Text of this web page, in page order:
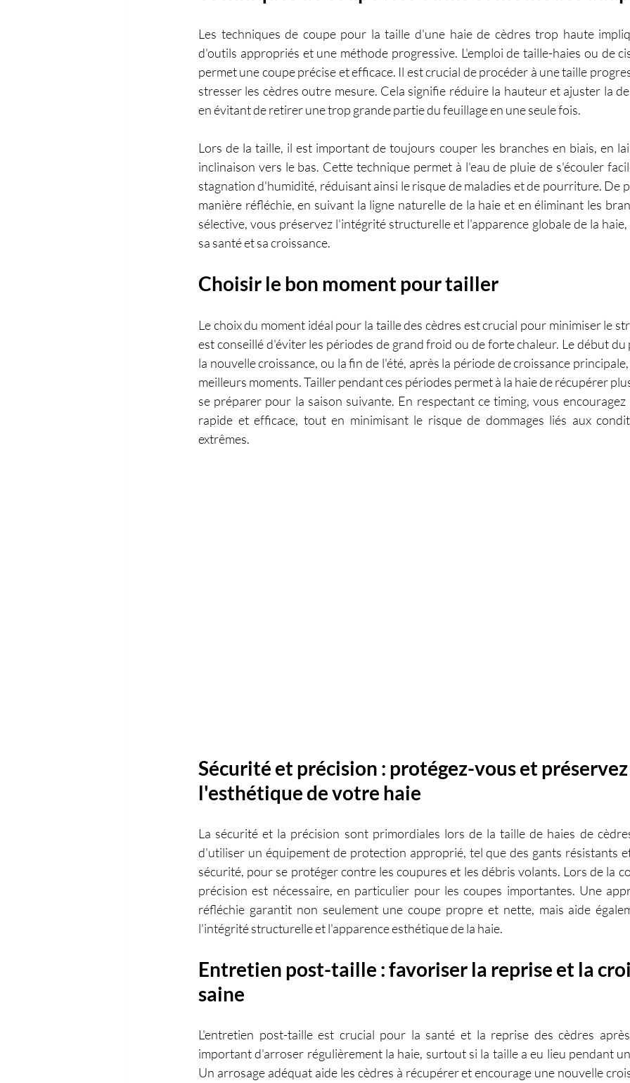
Les techniques de coupe pour la taille d'une haie de cèdres trop haute
d'outils appropriés et une méthode progressive. L'emploi de taille-haies ou de
permet une coupe précise et efficace. Il est crucial de procéder à une taille
stresser les cèdres outre mesure. Cela signifie réduire la hauteur et ajuster la
en évitant de retirer une trop grande partie du feuillage en une seule fois.
Lors de la taille, il est important de toujours couper les branches en biais, en
inclinaison vers le bas. Cette technique permet à l'eau de pluie de s'écouler
stagnation d'humidité, réduisant ainsi le risque de maladies et de pourriture. De
manière réfléchie, en suivant la ligne naturelle de la haie et en éliminant les
sélective, vous préservez l'intégrité structurelle et l'apparence globale de la
sa santé et sa croissance.
Choisir le bon moment pour tailler
Le choix du moment idéal pour la taille des cèdres est crucial pour minimiser le
est conseillé d'éviter les périodes de grand froid ou de forte chaleur. Le début
la nouvelle croissance, ou la fin de l'été, après la période de croissance
meilleurs moments. Tailler pendant ces périodes permet à la haie de récupérer
se préparer pour la saison suivante. En respectant ce timing, vous
rapide et efficace, tout en minimisant le risque de dommages liés aux
extrêmes.
Sécurité et précision : protégez-vous et
l'esthétique de votre haie
La sécurité et la précision sont primordiales lors de la taille de haies de
d'utiliser un équipement de protection approprié, tel que des gants résistants
sécurité, pour se protéger contre les coupures et les débris volants. Lors de la
précision est nécessaire, en particulier pour les coupes importantes. Une
réfléchie garantit non seulement une coupe propre et nette, mais aide
l'intégrité structurelle et l'apparence esthétique de la haie.
Entretien post-taille : favoriser la reprise et la
saine
L'entretien post-taille est crucial pour la santé et la reprise des cèdres
important d'arroser régulièrement la haie, surtout si la taille a eu lieu pendant
Un arrosage adéquat aide les cèdres à récupérer et encourage une nouvelle